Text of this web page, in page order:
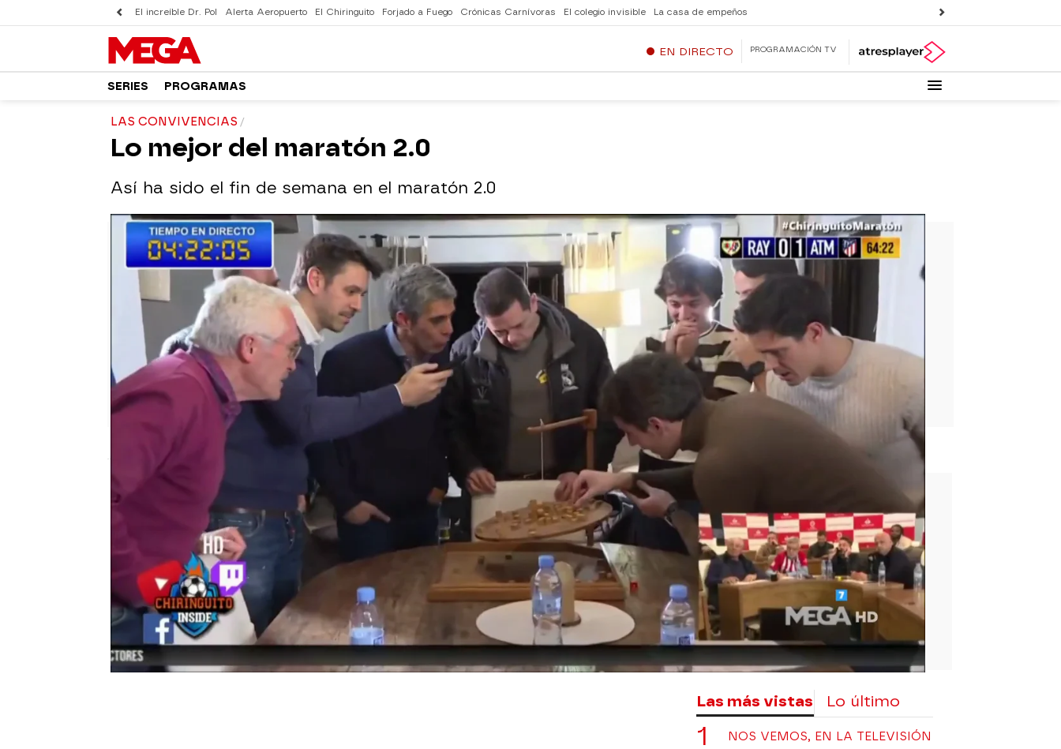
El increíble Dr. Pol Alerta Aeropuerto El Chiringuito Forjado a Fuego Crónicas Carnívoras El colegio invisible La casa de empeños
EN DIRECTO PROGRAMACIÓN TV
SERIES PROGRAMAS
LAS CONVIVENCIAS
Lo mejor del maratón 2.0
Así ha sido el fin de semana en el maratón 2.0
El Chiringuito
Actualizado:
21 de marzo de 2022, 06:00
21 de marzo de 2022, 02:42
WhatsappFacebook
X Flipboard
Este fin de semana hemos vivido "El maratón 2.0". Juntos
conviviendo en directo y haciendo múltiples actividades con
las que hemos roto todos los récord.
el chiringuiro de jugones
Las más vistas Lo último
NOS VEMOS, EN LA TELEVISIÓN